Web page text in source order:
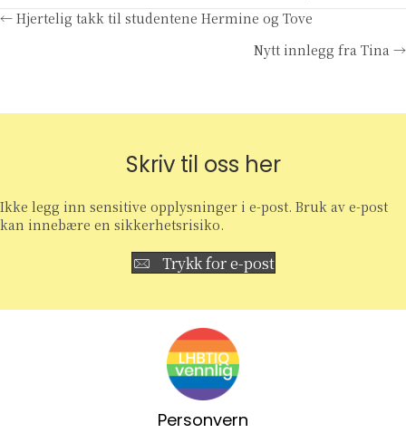
Posts
← Hjertelig takk til studentene Hermine og Tove
Nytt innlegg fra Tina →
Skriv til oss her
Ikke legg inn sensitive opplysninger i e-post. Bruk av e-post
kan innebære en sikkerhetsrisiko.
Trykk for e-post
Personvern